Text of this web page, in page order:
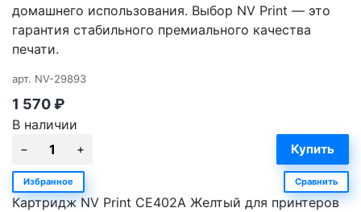
домашнего использования. Выбор NV Print — это
гарантия стабильного премиального качества
печати.
арт. NV-29893
1 570₽
В наличии
Избранное Сравнить
Картридж NV Print CE402A Желтый для принтеров